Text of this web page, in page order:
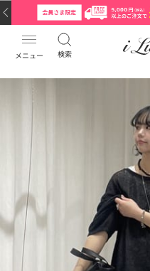
メニュー 検索